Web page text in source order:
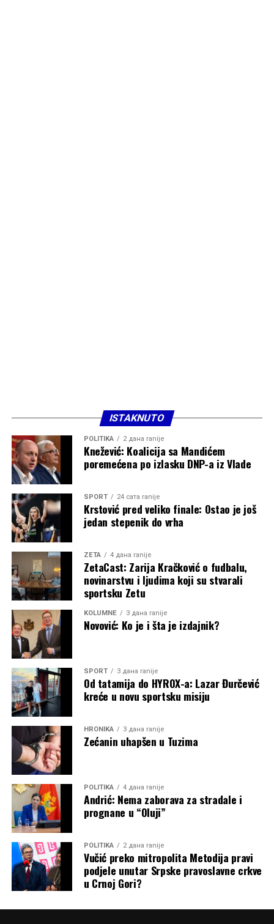
ISTAKNUTO
POLITIKA 2 дана ranije
Knežević: Koalicija sa Mandićem
poremećena po izlasku DNP-a iz Vlade
SPORT 24 сата ranije
Krstović pred veliko finale: Ostao je još
jedan stepenik do vrha
ZETA 4 дана ranije
ZetaCast: Zarija Kračković o fudbalu,
novinarstvu i ljudima koji su stvarali
sportsku Zetu
KOLUMNE 3 дана ranije
Novović: Ko je i šta je izdajnik?
SPORT 3 дана ranije
Od tatamija do HYROX-a: Lazar Đurčević
kreće u novu sportsku misiju
HRONIKA 3 дана ranije
Zećanin uhapšen u Tuzima
POLITIKA 4 дана ranije
Andrić: Nema zaborava za stradale i
prognane u “Oluji”
POLITIKA 2 дана ranije
Vučić preko mitropolita Metodija pravi
podjele unutar Srpske pravoslavne crkve
u Crnoj Gori?